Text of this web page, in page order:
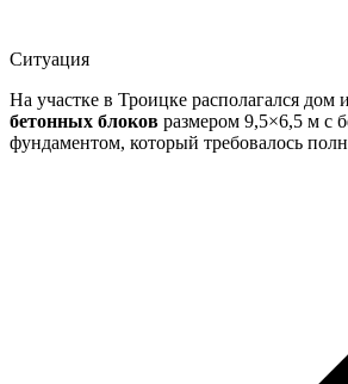
Ситуация
На участке в Троицке располагался дом
бетонных блоков размером 9,5×6,5 м с
фундаментом, который требовалось